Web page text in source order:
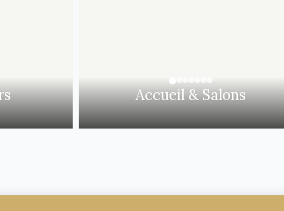
Accueil & Salons